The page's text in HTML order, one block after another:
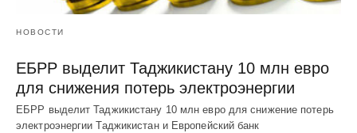
НОВОСТИ
ЕБРР выделит Таджикистану 10 млн евро
для снижения потерь электроэнергии
ЕБРР выделит Таджикистану 10 млн евро для снижение потерь
электроэнергии Таджикистан и Европейский банк